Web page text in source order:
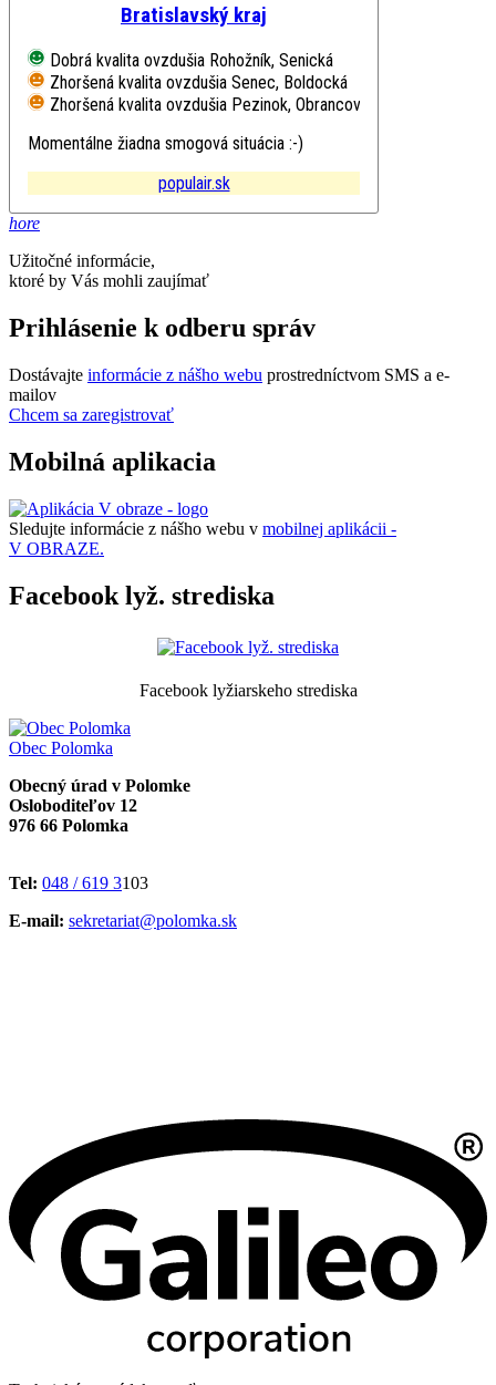
Bratislavský kraj
Dobrá kvalita ovzdušia Rohožník, Senická
Zhoršená kvalita ovzdušia Senec, Boldocká
Zhoršená kvalita ovzdušia Pezinok, Obrancov mieru
Momentálne žiadna smogová situácia :-)
populair.sk
hore
Užitočné informácie,
ktoré by Vás mohli zaujímať
Prihlásenie k odberu správ
Dostávajte informácie z nášho webu prostredníctvom SMS a e-
mailov
Chcem sa zaregistrovať
Mobilná aplikacia
Sledujte informácie z nášho webu v mobilnej aplikácii -
V OBRAZE.
Facebook lyž. strediska
Facebook lyžiarskeho strediska
Obec Polomka
Obecný úrad v Polomke
Osloboditeľov 12
976 66 Polomka
Tel: 048 / 619 3103
E-mail: sekretariat@polomka.sk